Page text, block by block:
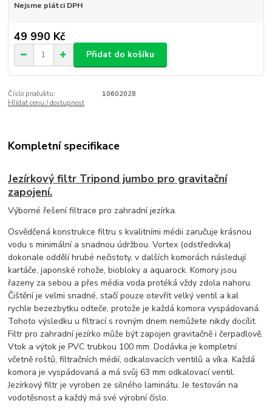
Nejsme plátci DPH
49 990 Kč
Přidat do košíku
Číslo produktu:
10602028
Hlídat cenu / dostupnost
Kompletní specifikace
Jezírkový filtr Tripond jumbo pro gravitační
zapojení.
Výborné řešení filtrace pro zahradní jezírka.
Osvědčená konstrukce filtru s kvalitními médii zaručuje krásnou
vodu s minimální a snadnou údržbou. Vortex (odstředivka)
dokonale oddělí hrubé nečistoty, v dalších komorách následují
kartáče, japonské rohože, biobloky a aquarock. Komory jsou
řazeny za sebou a přes média voda protéká vždy zdola nahoru.
Čištění je velmi snadné, stačí pouze otevřít velký ventil a kal
rychle bezezbytku odteče, protože je každá komora vyspádovaná.
Tohoto výsledku u filtrací s rovným dnem nemůžete nikdy docílit.
Filtr pro zahradní jezírko může být zapojen gravitačně i čerpadlově.
Vtok a výtok je PVC trubkou 100 mm. Dodávka je kompletní
včetně roštů, filtračních médií, odkalovacích ventilů a víka. Každá
komora je vyspádovaná a má svůj 63 mm odkalovací ventil.
Jezírkový filtr je vyroben ze silného laminátu. Je testován na
vodotěsnost a každý má své výrobní číslo.